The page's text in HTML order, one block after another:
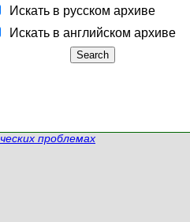
Искать в русском архиве
Искать в английском архиве
проблемах